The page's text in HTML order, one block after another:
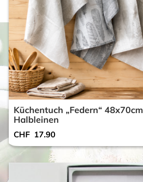
Küchentuch „Federn“ 48x70cm
Halbleinen
CHF 17.90